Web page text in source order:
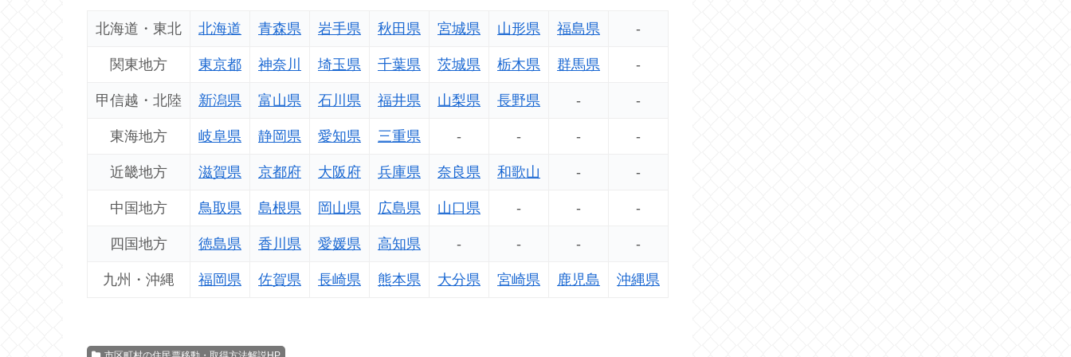
北海道・東北 北海道 青森県 岩手県 秋田県 宮城県 山形県 福島県 -
関東地方 東京都 神奈川 埼玉県 千葉県 茨城県 栃木県 群馬県 -
甲信越・北陸 新潟県 富山県 石川県 福井県 山梨県 長野県 - -
東海地方 岐阜県 静岡県 愛知県 三重県 - - - -
近畿地方 滋賀県 京都府 大阪府 兵庫県 奈良県 和歌山 - -
中国地方 鳥取県 島根県 岡山県 広島県 山口県 - - -
四国地方 徳島県 香川県 愛媛県 高知県 - - - -
九州・沖縄 福岡県 佐賀県 長崎県 熊本県 大分県 宮崎県 鹿児島 沖縄県